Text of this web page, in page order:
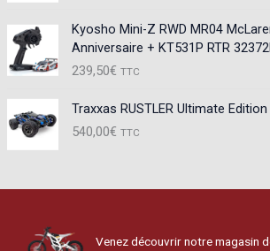
Kyosho Mini-Z RWD MR04
Anniversaire + KT531P RTR
239,50€ TTC
Traxxas RUSTLER Ultimate
540,00€ TTC
Venez découvrir notre magasin